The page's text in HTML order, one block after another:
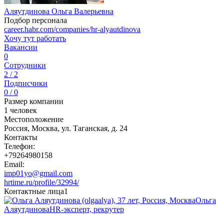
Аляутдинова Ольга Валерьевна
Подбор персонала
career.habr.com/companies/hr-alyautdinova
Хочу тут работать
Вакансии
0
Сотрудники
2 / 2
Подписчики
0 / 0
Размер компании
1 человек
Местоположение
Россия, Москва, ул. Таганская, д. 24
Контакты
Телефон:
+79264980158
Email:
imp01yo@gmail.com
hrtime.ru/profile/32994/
Контактные лица1
Ольга
АляутдиноваHR-эксперт, рекрутер